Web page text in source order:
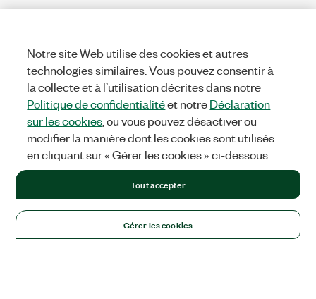
Notre site Web utilise des cookies et autres
technologies similaires. Vous pouvez consentir à
la collecte et à l’utilisation décrites dans notre
Politique de confidentialitéet notreDéclaration
sur les cookies , ou vous pouvez désactiver ou
modifier la manière dont les cookies sont utilisés
en cliquant sur « Gérer les cookies » ci-dessous.
Gérer les cookies
Tout accepter